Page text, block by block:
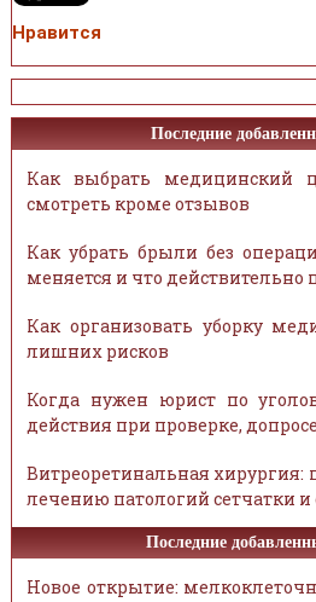
Нравится
Последние
Как выбрать медицинский
смотреть кроме отзывов
Как убрать брыли без
меняется и что действительно
Как организовать уборку
лишних рисков
Когда нужен юрист по
действия при проверке,
Витреоретинальная хирургия:
лечению патологий сетчатки и
Последние
Новое открытие: